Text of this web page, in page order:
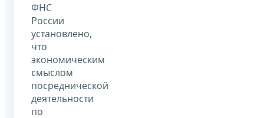
ФНС
России
установлено,
что
экономическим
смыслом
посреднической
деятельности
по